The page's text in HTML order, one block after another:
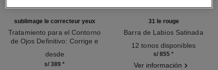
sublimage le correcteur yeux
Tratamiento para el Contorno
de Ojos Definitivo: Corrige e
desde
s/ 389 *
31 le rouge
Barra de Labios Satinada
12 tonos disponibles
s/ 855 *
Ver información